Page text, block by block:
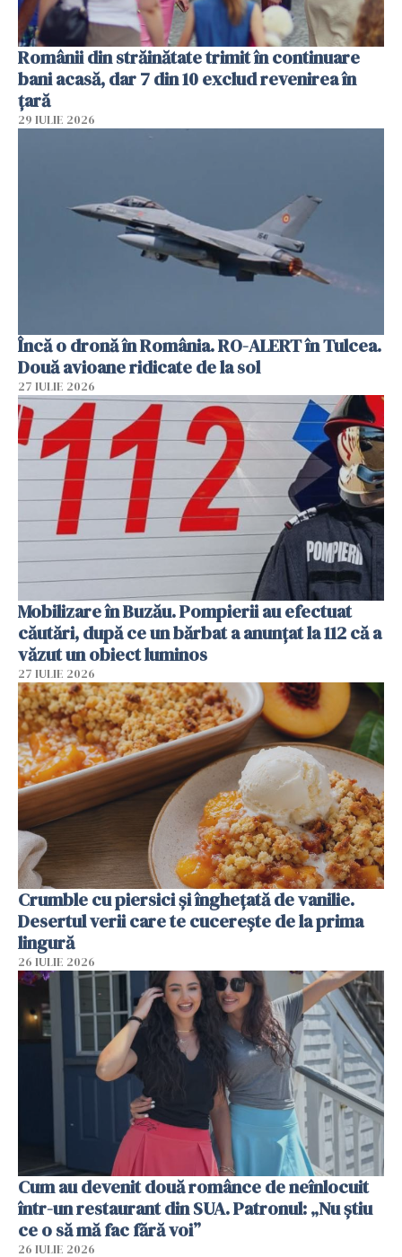
Românii din străinătate trimit în continuare
bani acasă, dar 7 din 10 exclud revenirea în
țară
29 IULIE 2026
Încă o dronă în România. RO-ALERT în Tulcea.
Două avioane ridicate de la sol
27 IULIE 2026
Mobilizare în Buzău. Pompierii au efectuat
căutări, după ce un bărbat a anunțat la 112 că a
văzut un obiect luminos
27 IULIE 2026
Crumble cu piersici și înghețată de vanilie.
Desertul verii care te cucerește de la prima
lingură
26 IULIE 2026
Cum au devenit două românce de neînlocuit
într-un restaurant din SUA. Patronul: „Nu știu
ce o să mă fac fără voi”
26 IULIE 2026